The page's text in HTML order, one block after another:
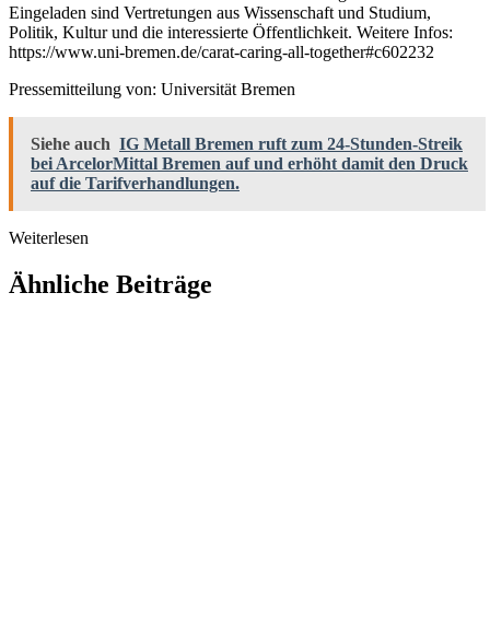
Eingeladen sind Vertretungen aus Wissenschaft und Studium,
Politik, Kultur und die interessierte Öffentlichkeit. Weitere Infos:
https://www.uni-bremen.de/carat-caring-all-together#c602232
Pressemitteilung von: Universität Bremen
Siehe auch IG Metall Bremen ruft zum 24-Stunden-Streik
bei ArcelorMittal Bremen auf und erhöht damit den Druck
auf die Tarifverhandlungen.
Weiterlesen
Ähnliche Beiträge